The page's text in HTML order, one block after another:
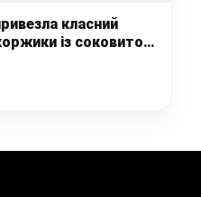
класний
із соковитою